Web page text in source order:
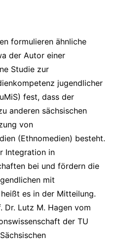
formulieren ähnliche
der Autor einer
Studie zur
jugendlicher
fest, dass der
anderen sächsischen
von
(Ethnomedien) besteht.
Integration in
bei und fördern die
mit
es in der Mitteilung.
Dr. Lutz M. Hagen vom
der TU